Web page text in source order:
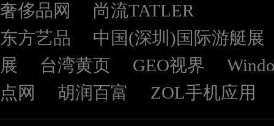
奢侈品网
尚流TATLER
东方艺品
中国(深圳)国际游艇展
展
台湾黄页 GEO视界
点网
胡润百富 ZOL手机应用